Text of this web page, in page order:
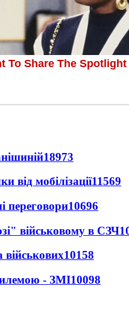
18973
від мобілізації11569
переговори10696
військовому в СЗЧ
10158
- ЗМІ10098